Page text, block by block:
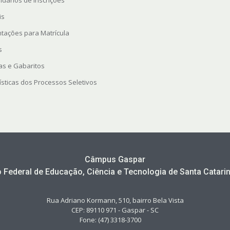
para Matrícula
e Gabaritos
dos Processos Seletivos
Câmpus Gaspar
Federal de Educação, Ciência e Tecnologia de Santa
Rua Adriano Kormann, 510, bairro Bela Vista
CEP: 89110 971 - Gaspar - SC
Fone: (47) 3318-3700